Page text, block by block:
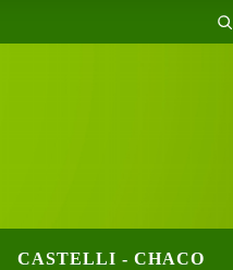
CASTELLI - CHACO